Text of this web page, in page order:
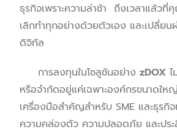
ธุรกิจเพราะความล่าช้า ถึงเวลาแล้ว
เลิกทำทุกอย่างด้วยตัวเอง และเปลี่ยน
ดิจิทัล
การลงทุนในโซลูชันอย่างzDOX
หรือจำกัดอยู่แค่เฉพาะองค์กรขนาดใ
เครื่องมือสำคัญสำหรับ SME และธุรกิ
ความคล่องตัว ความปลอดภัย และปร